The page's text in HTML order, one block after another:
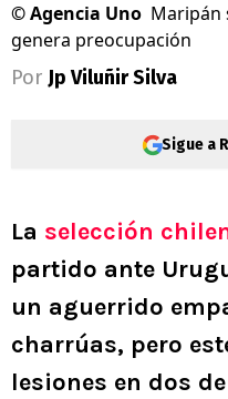
©Agencia Uno Maripán
genera preocupación
Por Jp Viluñir Silva
Sigue a
La selección
partido ante
un aguerrido
charrúas, pero
lesiones en dos